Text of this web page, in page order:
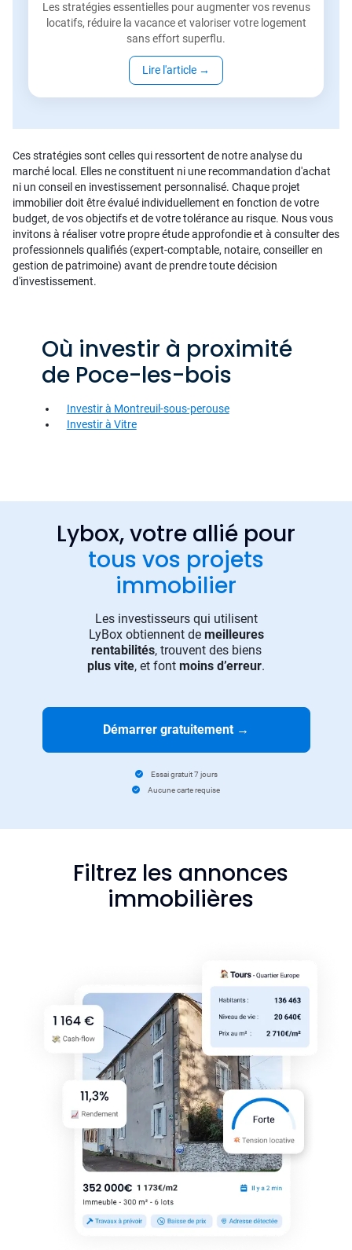
Les stratégies essentielles pour augmenter vos revenus
locatifs, réduire la vacance et valoriser votre logement
sans effort superflu.
Lire l'article →
Ces stratégies sont celles qui ressortent de notre analyse du
marché local. Elles ne constituent ni une recommandation d'achat
ni un conseil en investissement personnalisé. Chaque projet
immobilier doit être évalué individuellement en fonction de votre
budget, de vos objectifs et de votre tolérance au risque. Nous vous
invitons à réaliser votre propre étude approfondie et à consulter des
professionnels qualifiés (expert-comptable, notaire, conseiller en
gestion de patrimoine) avant de prendre toute décision
d'investissement.
Où investir à proximité
de Poce-les-bois
Investir à Montreuil-sous-perouse
Investir à Vitre
Lybox, votre allié pour
tous vos projets
immobilier
Les investisseurs qui utilisent
LyBox obtiennent de meilleures
rentabilités, trouvent des biens
plus vite, et font moins d’erreur.
Démarrer gratuitement →
Essai gratuit 7 jours
Aucune carte requise
Filtrez les annonces
immobilières